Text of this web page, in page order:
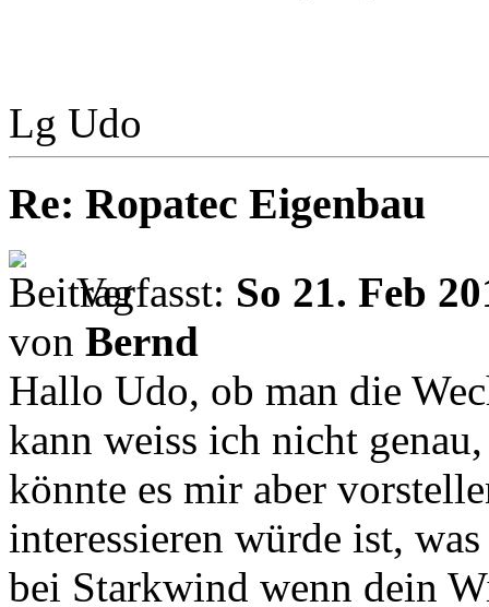
Lg Udo
Re: Ropatec Eigenbau
Verfasst: So 21. Feb
von Bernd
Hallo Udo, ob man die
kann weiss ich nicht
könnte es mir aber
interessieren würde ist,
bei Starkwind wenn dein